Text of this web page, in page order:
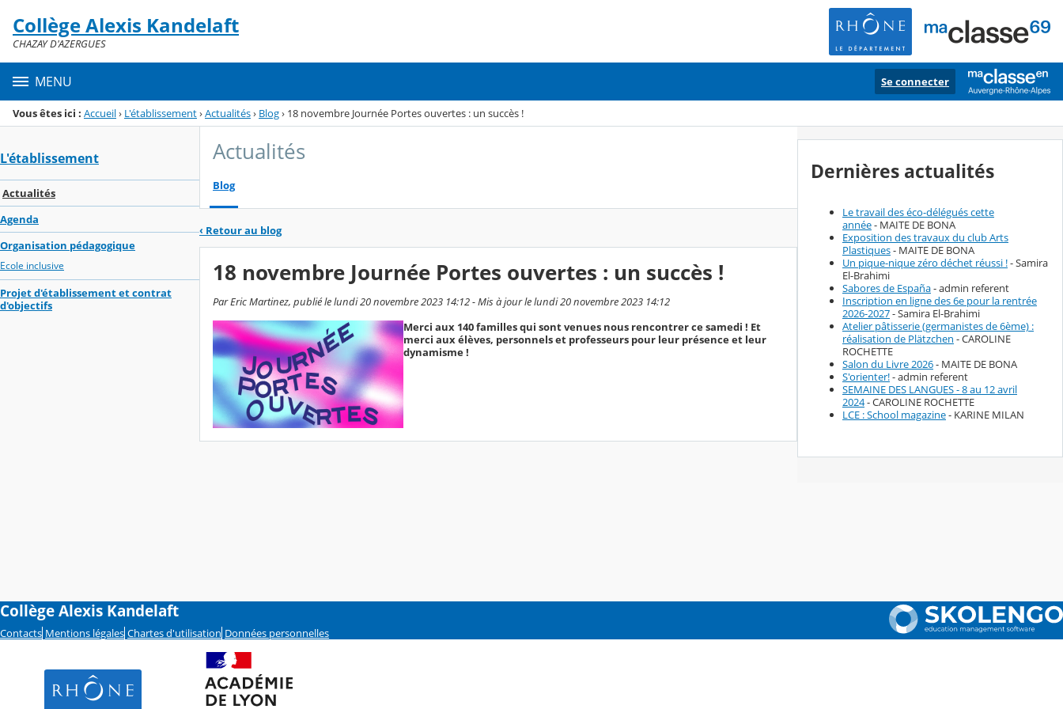
Menu de la rubrique
Contenu
Collège Alexis Kandelaft
CHAZAY D'AZERGUES
MENU Se connecter
Vous êtes ici : Accueil› L'établissement›Actualités› Blog› 18 novembre Journée Portes ouvertes : un succès !
L'établissement
Actualités
Agenda
Organisation pédagogique
Ecole inclusive
Projet d'établissement et contrat
d'objectifs
Actualités
Blog
‹ Retour au blog
18 novembre Journée Portes ouvertes : un succès !
Par Eric Martinez, publié le lundi 20 novembre 2023 14:12 - Mis à jour le lundi 20 novembre 2023 14:12
Merci aux 140 familles qui sont venues nous rencontrer ce samedi ! Et
merci aux élèves, personnels et professeurs pour leur présence et leur
dynamisme !
Dernières actualités
Le travail des éco-délégués cette
année- MAITE DE BONA
Exposition des travaux du club Arts
Plastiques- MAITE DE BONA
Un pique-nique zéro déchet réussi !- Samira
El-Brahimi
Sabores de España- admin referent
Inscription en ligne des 6e pour la rentrée
2026-2027- Samira El-Brahimi
Atelier pâtisserie (germanistes de 6ème) :
réalisation de Plätzchen - CAROLINE
ROCHETTE
Salon du Livre 2026- MAITE DE BONA
S'orienter!- admin referent
SEMAINE DES LANGUES - 8 au 12 avril
2024- CAROLINE ROCHETTE
LCE : School magazine- KARINE MILAN
Collège Alexis Kandelaft
Contacts Mentions légales Chartes d'utilisation Données personnelles